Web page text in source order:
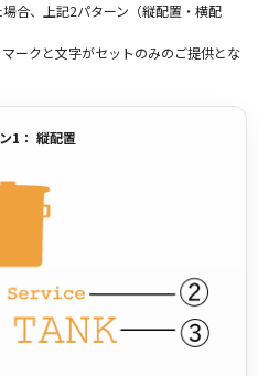
合、上記2パターン（縦配置・横配
ークと文字がセットのみのご提供とな
1： 縦配置